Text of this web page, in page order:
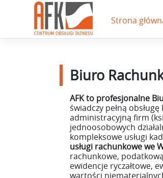
Strona
Biuro
AFK to profesjonalne
świadczy pełną
administracyjną firm
jednoosobowych
kompleksowe usługi
usługi rachunkowe we
rachunkowe,
ewidencje ryczałtowe,
wartości